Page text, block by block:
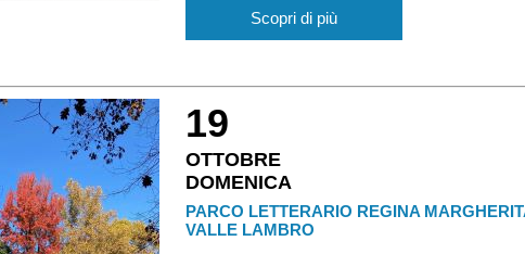
Scopri di più
19
OTTOBRE
DOMENICA
PARCO LETTERARIO REGINA
VALLE LAMBRO